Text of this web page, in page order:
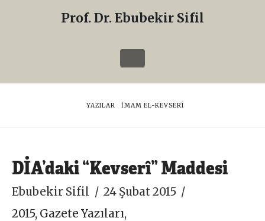
Sifil
Prof. Dr. Ebubekir Sifil
Navigation
HOME
YAZILAR İMAM EL-KEVSERÎ
DİA’daki “Kevserî” Maddesi
Ebubekir Sifil
24 Şubat 2015
2015, Gazete Yazıları,